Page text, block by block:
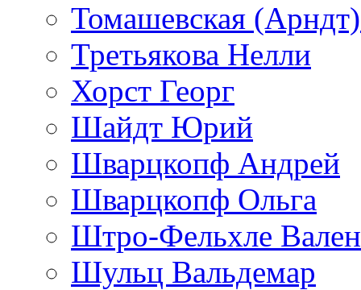
Томашевская
Третьякова Нелли
Хорст Георг
Шайдт Юрий
Шварцкопф Андрей
Шварцкопф Ольга
Штро-Фельхле
Шульц Вальдемар